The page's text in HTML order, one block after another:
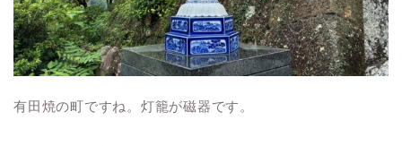
有田焼の町ですね。灯籠が磁器です。